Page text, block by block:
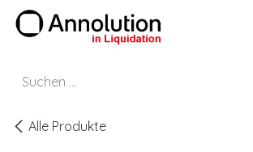
Zum Inhalt springen
Alle Produkte